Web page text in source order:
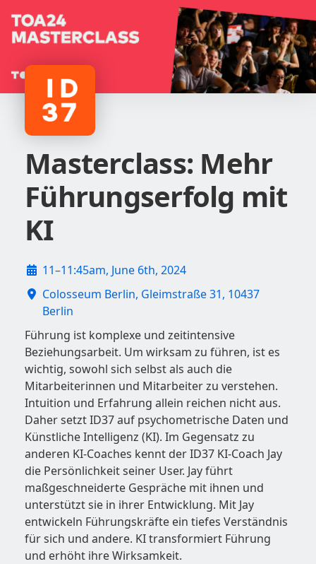
Masterclass: Mehr
Führungserfolg mit
KI
11–11:45am, June 6th, 2024
Colosseum Berlin, Gleimstraße 31, 10437
Berlin
Führung ist komplexe und zeitintensive
Beziehungsarbeit. Um wirksam zu führen, ist es
wichtig, sowohl sich selbst als auch die
Mitarbeiterinnen und Mitarbeiter zu verstehen.
Intuition und Erfahrung allein reichen nicht aus.
Daher setzt ID37 auf psychometrische Daten und
Künstliche Intelligenz (KI). Im Gegensatz zu
anderen KI-Coaches kennt der ID37 KI-Coach Jay
die Persönlichkeit seiner User. Jay führt
maßgeschneiderte Gespräche mit ihnen und
unterstützt sie in ihrer Entwicklung. Mit Jay
entwickeln Führungskräfte ein tiefes Verständnis
für sich und andere. KI transformiert Führung
und erhöht ihre Wirksamkeit.